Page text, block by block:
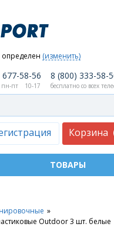
определен (изменить)
Корзина
677-58-56 8 (800) 333-58-
пн-пт 10-17 бесплатно со всех
»
Outdoor 3 шт. белые